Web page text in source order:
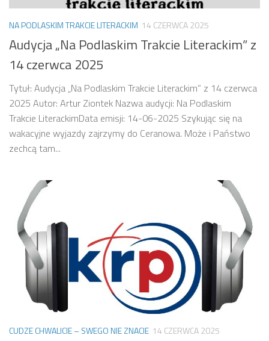
NA PODLASKIM TRAKCIE LITERACKIM 14 CZERWCA 2025
Audycja „Na Podlaskim Trakcie Literackim” z
14 czerwca 2025
Tytuł: Audycja „Na Podlaskim Trakcie Literackim” z 14 czerwca
2025 Autor: Artur Ziontek Nazwa audycji: Na Podlaskim
Trakcie LiterackimData emisji: 14-06-2025 Szykując się na
wakacyjne wyjazdy zajrzymy do Ceranowa. Może i Państwo
zechcą tam...
CUDZE CHWALICIE – SWEGO NIE ZNACIE 14 CZERWCA 2025